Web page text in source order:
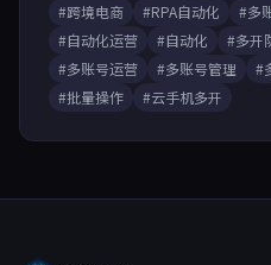
#跨境电商
#RPA自动化 #多
#自动化运营
#自动化 #多开
#多账号运营
#多账号管理 #
#批量操作
#云手机多开